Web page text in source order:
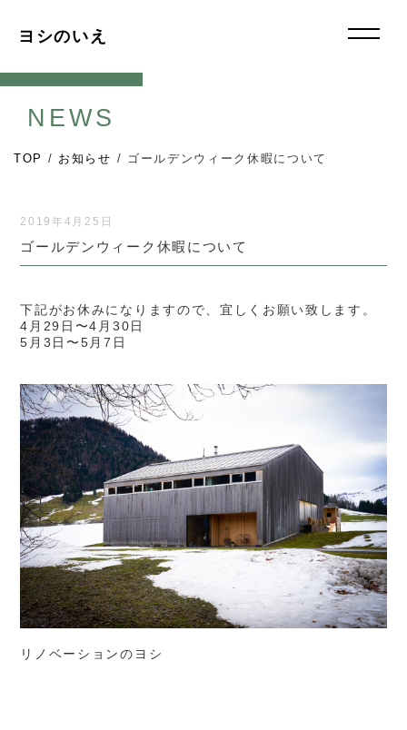
ヨシのいえ
NEWS
TOP / お知らせ / ゴールデンウィーク休暇について
2019年4月25日
ゴールデンウィーク休暇について
下記がお休みになりますので、宜しくお願い致します。
4月29日〜4月30日
5月3日〜5月7日
リノベーションのヨシ